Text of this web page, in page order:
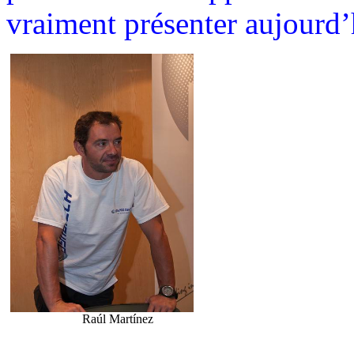
vraiment présenter
Raúl Martínez